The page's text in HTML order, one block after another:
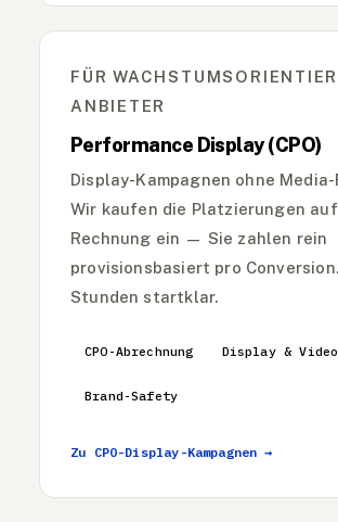
FÜR
ANBIETER
Performance Display (CPO)
Display-Kampagnen ohne Media-
Wir kaufen die Platzierungen
Rechnung ein — Sie zahlen rein
provisionsbasiert pro
Stunden startklar.
CPO-Abrechnung Display & Video
Brand-Safety
Zu CPO-Display-Kampagnen →